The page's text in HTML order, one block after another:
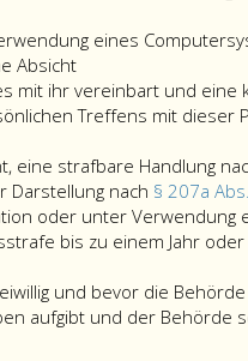
eines
Absicht
mit ihr vereinbart und eine
Treffens mit dieser
eine strafbare Handlung
Darstellung nach § 207a
oder unter Verwendung
bis zu einem Jahr
und bevor die Behörde
aufgibt und der Behörde